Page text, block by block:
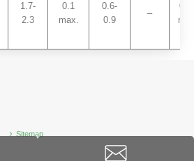
1.7-
2.3
0.1
max.
0.6-
0.9
–
Sitemap